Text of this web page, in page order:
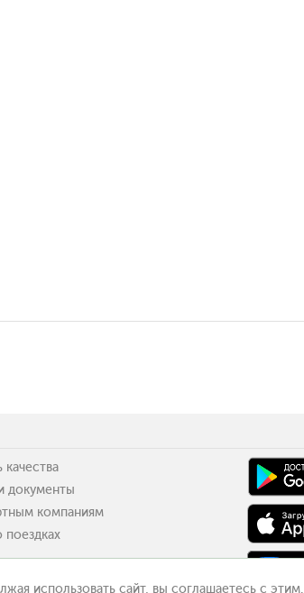
использовать сайт, вы соглашаетесь с этим.
качества
документы
компаниям